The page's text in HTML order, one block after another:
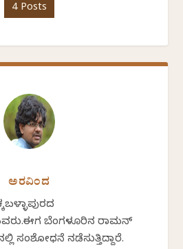
4 Posts
ಅರವಿಂದ
ಬೆಂಗಳೂರಿನ ರಾಮನ್
ಸಂಶೋಧನೆ ನಡೆಸುತ್ತಿದ್ದಾರೆ.